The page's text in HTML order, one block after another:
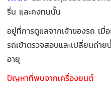
รื่น และคงทนนั้น
อยู่ที่การดูแลจากเจ้าของรถ เมื่
รถเข้าตรวจสอบและเปลี่ยนถ่
อายุ
ปัญหาที่พบจากเครื่องยนต์